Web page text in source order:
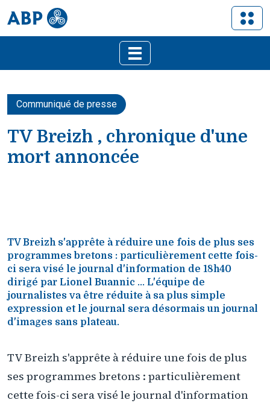
Communiqué de presse
TV Breizh , chronique d'une
mort annoncée
TV Breizh s'apprête à réduire une fois de plus ses
programmes bretons : particulièrement cette fois-
ci sera visé le journal d'information de 18h40
dirigé par Lionel Buannic ... L'équipe de
journalistes va être réduite à sa plus simple
expression et le journal sera désormais un journal
d'images sans plateau.
TV Breizh s'apprête à réduire une fois de plus
ses programmes bretons : particulièrement
cette fois-ci sera visé le journal d'information